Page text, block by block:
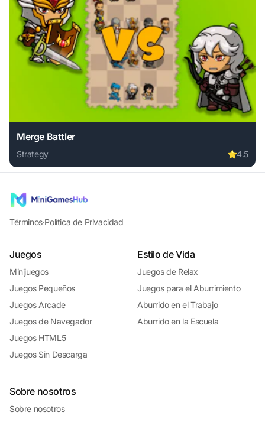
Merge Battler
Strategy ⭐4.5
Play Merge Battler online free. strategy game, no
Términos·Política de Privacidad
Juegos
Minijuegos
Juegos Pequeños
Juegos Arcade
Juegos de Navegador
Juegos HTML5
Juegos Sin Descarga
Estilo de Vida
Juegos de Relax
Juegos para el Aburrimiento
Aburrido en el Trabajo
Aburrido en la Escuela
Sobre nosotros
Sobre nosotros